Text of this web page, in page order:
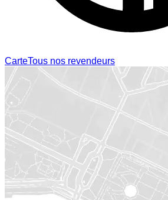
CarteTous nos revendeurs